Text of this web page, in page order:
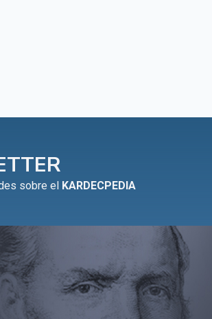
- La fe transporta las montañas ▸
▸
- Moral extraña ▸
- No pongáis la lámpara debajo
▸
sobre el KARDECPEDIA